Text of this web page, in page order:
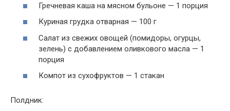
Гречневая каша на мясном бульоне — 1 порция
Куриная грудка отварная — 100 г
Салат из свежих овощей (помидоры, огурцы,
зелень) с добавлением оливкового масла — 1
порция
Компот из сухофруктов — 1 стакан
Полдник: